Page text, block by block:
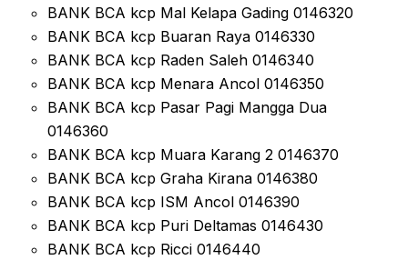
BANK BCA kcp Mal Kelapa Gading 0146320
BANK BCA kcp Buaran Raya 0146330
BANK BCA kcp Raden Saleh 0146340
BANK BCA kcp Menara Ancol 0146350
BANK BCA kcp Pasar Pagi Mangga Dua
0146360
BANK BCA kcp Muara Karang 2 0146370
BANK BCA kcp Graha Kirana 0146380
BANK BCA kcp ISM Ancol 0146390
BANK BCA kcp Puri Deltamas 0146430
BANK BCA kcp Ricci 0146440